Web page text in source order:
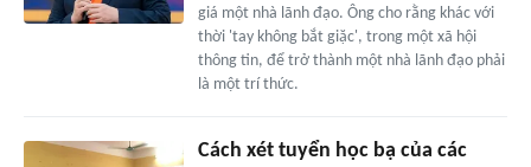
giá một nhà lãnh đạo. Ông cho rằng khác với
thời 'tay không bắt giặc', trong một xã hội
thông tin, để trở thành một nhà lãnh đạo phải
là một trí thức.
Cách xét tuyển học bạ của các